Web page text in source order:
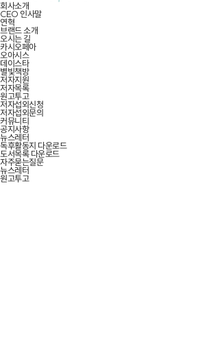
회사소개
CEO 인사말
연혁
브랜드 소개
오시는 길
카시오페아
오아시스
데이스타
별빛책방
저자지원
저자목록
원고투고
저자섭외신청
저자섭외문의
커뮤니티
공지사항
뉴스레터
독후활동지 다운로드
도서목록 다운로드
자주묻는질문
뉴스레터
원고투고